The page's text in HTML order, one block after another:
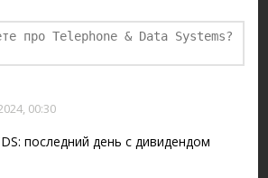
00:30
последний день с дивидендом